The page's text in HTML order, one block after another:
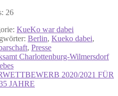
26
KueKo war dabei
Berlin, Kueko dabei,
, Presse
Charlottenburg-Wilmersdorf
2020/2021 FÜR
JAHRE